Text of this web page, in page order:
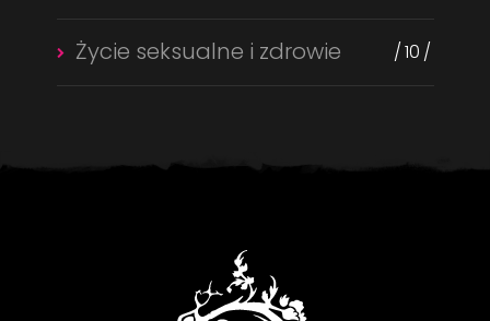
Życie seksualne i zdrowie 10